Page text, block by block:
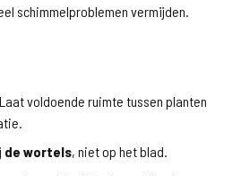
schimmelproblemen vermijden.
Laat voldoende ruimte tussen planten
de wortels, niet op het blad.